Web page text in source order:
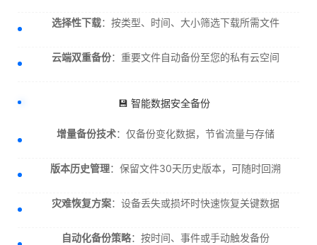
选择性下载：按类型、时间、大小筛选下载所需文件
云端双重备份：重要文件自动备份至您的私有云空间
💾 智能数据安全备份
增量备份技术：仅备份变化数据，节省流量与存储
版本历史管理：保留文件30天历史版本，可随时回溯
灾难恢复方案：设备丢失或损坏时快速恢复关键数据
自动化备份策略：按时间、事件或手动触发备份